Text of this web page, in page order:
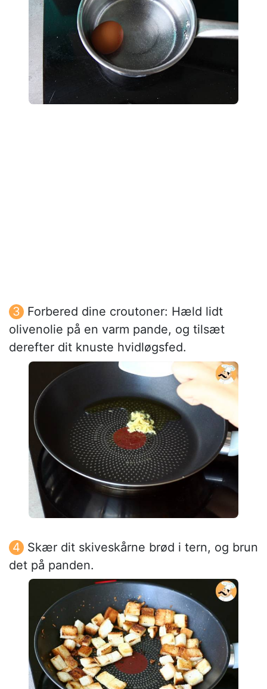
Forbered dine croutoner: Hæld lidt
olivenolie på en varm pande, og tilsæt
derefter dit knuste hvidløgsfed.
Skær dit skiveskårne brød i tern, og brun
det på panden.